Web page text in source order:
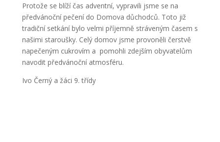
Protože se blíží čas adventní, vypravili jsme se na
předvánoční pečení do Domova důchodců. Toto již
tradiční setkání bylo velmi příjemně stráveným časem s
našimi staroušky. Celý domov jsme provoněli čerstvě
napečeným cukrovím a pomohli zdejším obyvatelům
navodit předvánoční atmosféru.
Ivo Černý a žáci 9. třídy